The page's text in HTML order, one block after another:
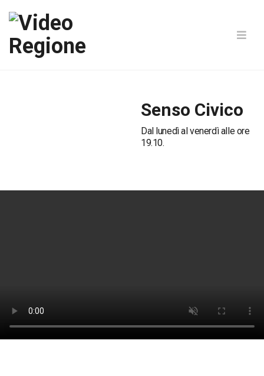
Senso Civico
Dal lunedì al venerdì alle ore
19.10.